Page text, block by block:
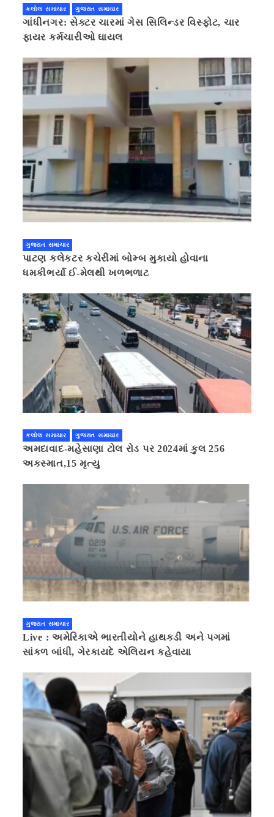
કલોલ સમાચાર ગુજરાત સમાચાર
ગાંધીનગર: સેક્ટર ચારમાં ગેસ સિલિન્ડર વિસ્ફોટ, ચાર
ફાયર કર્મચારીઓ ઘાયલ
ગુજરાત સમાચાર
પાટણ કલેકટર કચેરીમાં બોમ્બ મુકાયો હોવાના
ધમકીભર્યા ઈ-મેલથી ખળભળાટ
કલોલ સમાચાર ગુજરાત સમાચાર
અમદાવાદ-મહેસાણા ટોલ રોડ પર 2024માં કુલ 256
અકસ્માત,15 મૃત્યુ
ગુજરાત સમાચાર
Live : અમેરિકાએ ભારતીયોને હાથકડી અને પગમાં
સાંકળ બાંધી, ગેરકાયદે એલિયન કહેવાયા